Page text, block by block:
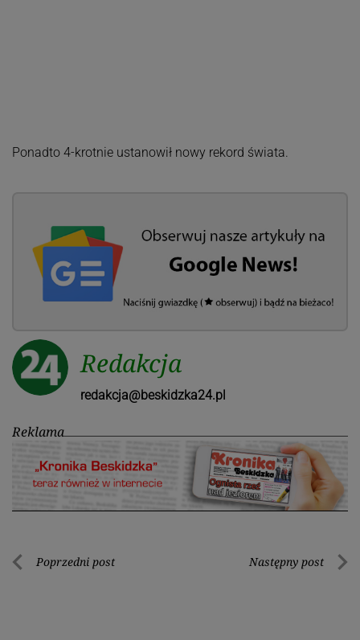
Ponadto 4-krotnie ustanowił nowy rekord świata.
Redakcja
redakcja@beskidzka24.pl
Reklama
Nawigacja
Poprzedni post Następny post